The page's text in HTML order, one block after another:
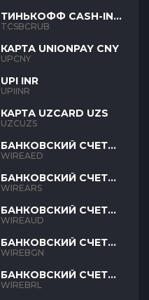
ТИНЬКОФФ CASH-IN
RUB
TCSBCRUB
КАРТА UNIONPAY CNY
UPCNY
UPI INR
UPIINR
КАРТА UZCARD UZS
UZCUZS
БАНКОВСКИЙ СЧЕТ
AED
WIREAED
БАНКОВСКИЙ СЧЕТ
ARS
WIREARS
БАНКОВСКИЙ СЧЕТ
AUD
WIREAUD
БАНКОВСКИЙ СЧЕТ
BGN
WIREBGN
БАНКОВСКИЙ СЧЕТ
BRL
WIREBRL